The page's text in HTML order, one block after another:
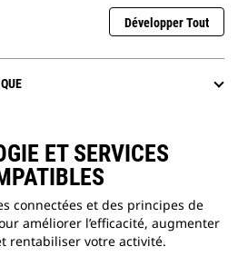
Développer Tout
ET SERVICES
connectées et des principes de
améliorer l’efficacité, augmenter
rentabiliser votre activité.